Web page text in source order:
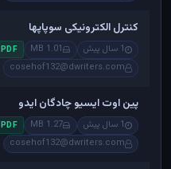
کنترل الکترونیکی سوپاپها
1 سال پیش 1.01 MB
PDF
cosehof132@dwriters.com
پین اوت ایسیو چادگان ایدو
1 سال پیش 1.27 MB
PDF
cosehof132@dwriters.com